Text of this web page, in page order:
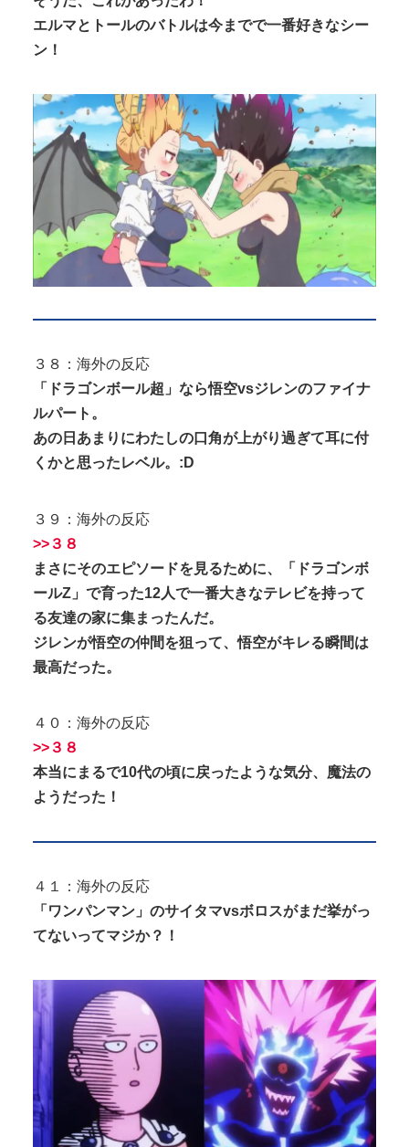
エルマとトールのバトルは今までで一番好きなシー
ン！
３８：海外の反応
「ドラゴンボール超」なら悟空vsジレンのファイナ
ルパート。
あの日あまりにわたしの口角が上がり過ぎて耳に付
くかと思ったレベル。:D
３９：海外の反応
>>３８
まさにそのエピソードを見るために、「ドラゴンボ
ールZ」で育った12人で一番大きなテレビを持って
る友達の家に集まったんだ。
ジレンが悟空の仲間を狙って、悟空がキレる瞬間は
最高だった。
４０：海外の反応
>>３８
本当にまるで10代の頃に戻ったような気分、魔法の
ようだった！
４１：海外の反応
「ワンパンマン」のサイタマvsボロスがまだ挙がっ
てないってマジか？！